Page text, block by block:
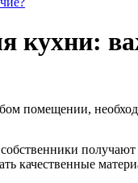
кухни:
помещении,
качественные